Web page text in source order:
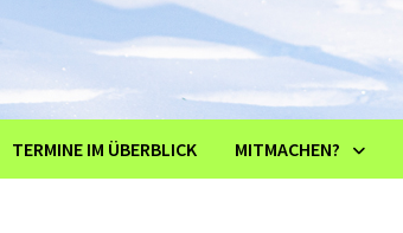
TERMINE IM ÜBERBLICK MITMACHEN?